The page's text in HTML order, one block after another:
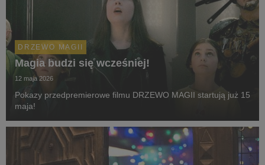
DRZEWO MAGII
Magia budzi się wcześniej!
12 maja 2026
Pokazy przedpremierowe filmu DRZEWO MAGII startują już 15
maja!